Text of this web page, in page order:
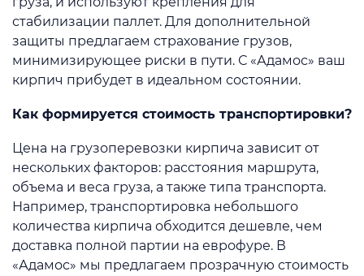
стабилизации паллет. Для дополнительной
защиты предлагаем страхование грузов,
минимизирующее риски в пути. С «Адамос» ваш
кирпич прибудет в идеальном состоянии.
Как формируется стоимость транспортировки?
Цена на грузоперевозки кирпича зависит от
нескольких факторов: расстояния маршрута,
объема и веса груза, а также типа транспорта.
Например, транспортировка небольшого
количества кирпича обходится дешевле, чем
доставка полной партии на еврофуре. В
«Адамос» мы предлагаем прозрачную стоимость